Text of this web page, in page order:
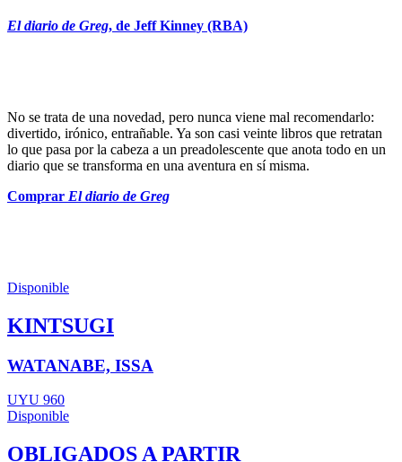
El diario de Greg, de Jeff Kinney (RBA)
No se trata de una novedad, pero nunca viene mal recomendarlo:
divertido, irónico, entrañable. Ya son casi veinte libros que retratan
lo que pasa por la cabeza a un preadolescente que anota todo en un
diario que se transforma en una aventura en sí misma.
Comprar El diario de Greg
Disponible
KINTSUGI
WATANABE, ISSA
UYU 960
Disponible
OBLIGADOS A PARTIR